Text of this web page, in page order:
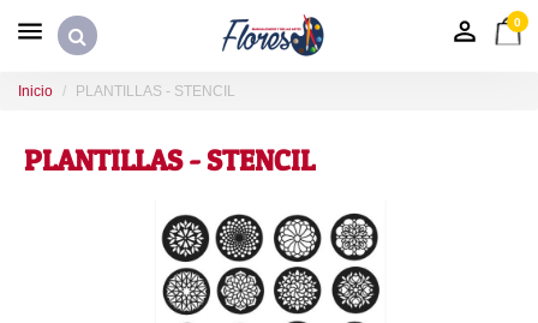
0
Inicio PLANTILLAS - STENCIL
PLANTILLAS - STENCIL